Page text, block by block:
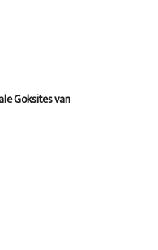
Goksites van